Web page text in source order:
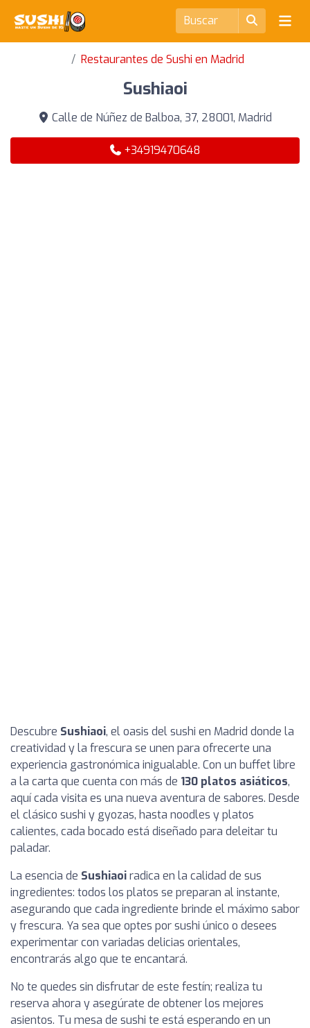
Restaurantes de Sushi en Madrid
Sushiaoi
Calle de Núñez de Balboa, 37, 28001, Madrid
+34919470648
Descubre Sushiaoi, el oasis del sushi en Madrid donde la
creatividad y la frescura se unen para ofrecerte una
experiencia gastronómica inigualable. Con un buffet libre
a la carta que cuenta con más de 130 platos asiáticos,
aquí cada visita es una nueva aventura de sabores. Desde
el clásico sushi y gyozas, hasta noodles y platos
calientes, cada bocado está diseñado para deleitar tu
paladar.
La esencia de Sushiaoiradica en la calidad de sus
ingredientes: todos los platos se preparan al instante,
asegurando que cada ingrediente brinde el máximo sabor
y frescura. Ya sea que optes por sushi único o desees
experimentar con variadas delicias orientales,
encontrarás algo que te encantará.
No te quedes sin disfrutar de este festín; realiza tu
reserva ahora y asegúrate de obtener los mejores
asientos. Tu mesa de sushi te está esperando en un